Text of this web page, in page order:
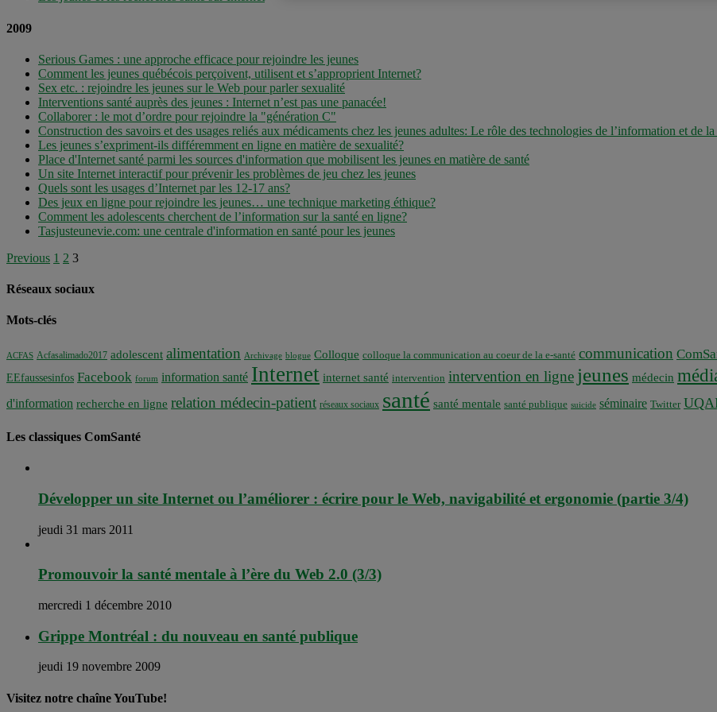
2009
Serious Games : une approche efficace pour rejoindre les jeunes
Comment les jeunes québécois perçoivent, utilisent et s’approprient Internet?
Sex etc. : rejoindre les jeunes sur le Web pour parler sexualité
Interventions santé auprès des jeunes : Internet n’est pas une panacée!
Collaborer : le mot d’ordre pour rejoindre la "génération C"
Construction des savoirs et des usages reliés aux médicaments chez les jeunes adultes: Le rôle des technologies de l’information et de
Les jeunes s’expriment-ils différemment en ligne en matière de sexualité?
Place d'Internet santé parmi les sources d'information que mobilisent les jeunes en matière de santé
Un site Internet interactif pour prévenir les problèmes de jeu chez les jeunes
Quels sont les usages d’Internet par les 12-17 ans?
Des jeux en ligne pour rejoindre les jeunes… une technique marketing éthique?
Comment les adolescents cherchent de l’information sur la santé en ligne?
Tasjusteunevie.com: une centrale d'information en santé pour les jeunes
Navigation
Previous 1 2 3
Réseaux sociaux
Mots-clés
ACFAS Acfasalimado2017 adolescent alimentation Archivage blogue Colloque colloque la communication au coeur de la e-santé communication
EEfaussesinfos Facebook forum information santé Internet internet santé intervention intervention en ligne jeunes médecin
d'information recherche en ligne relation médecin-patient réseaux sociaux santé santé mentale santé publique suicide séminaire Twitter
Les classiques ComSanté
Développer un site Internet ou l’améliorer : écrire pour le Web, navigabilité et ergonomie (partie 3/4)
jeudi 31 mars 2011
Promouvoir la santé mentale à l’ère du Web 2.0 (3/3)
mercredi 1 décembre 2010
Grippe Montréal : du nouveau en santé publique
jeudi 19 novembre 2009
Visitez notre chaîne YouTube!